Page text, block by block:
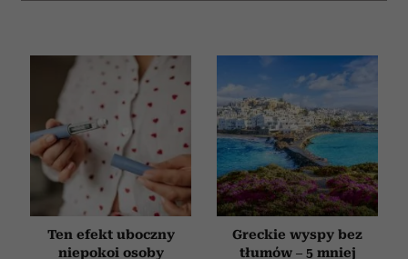
Ten efekt uboczny
niepokoi osoby
Greckie wyspy bez
tłumów – 5 mniej